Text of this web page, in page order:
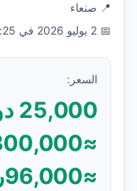
📍 صنعاء
📅 2 يوليو 2026 في 10:25 م
السعر:
25,000
≈
≈
96,000